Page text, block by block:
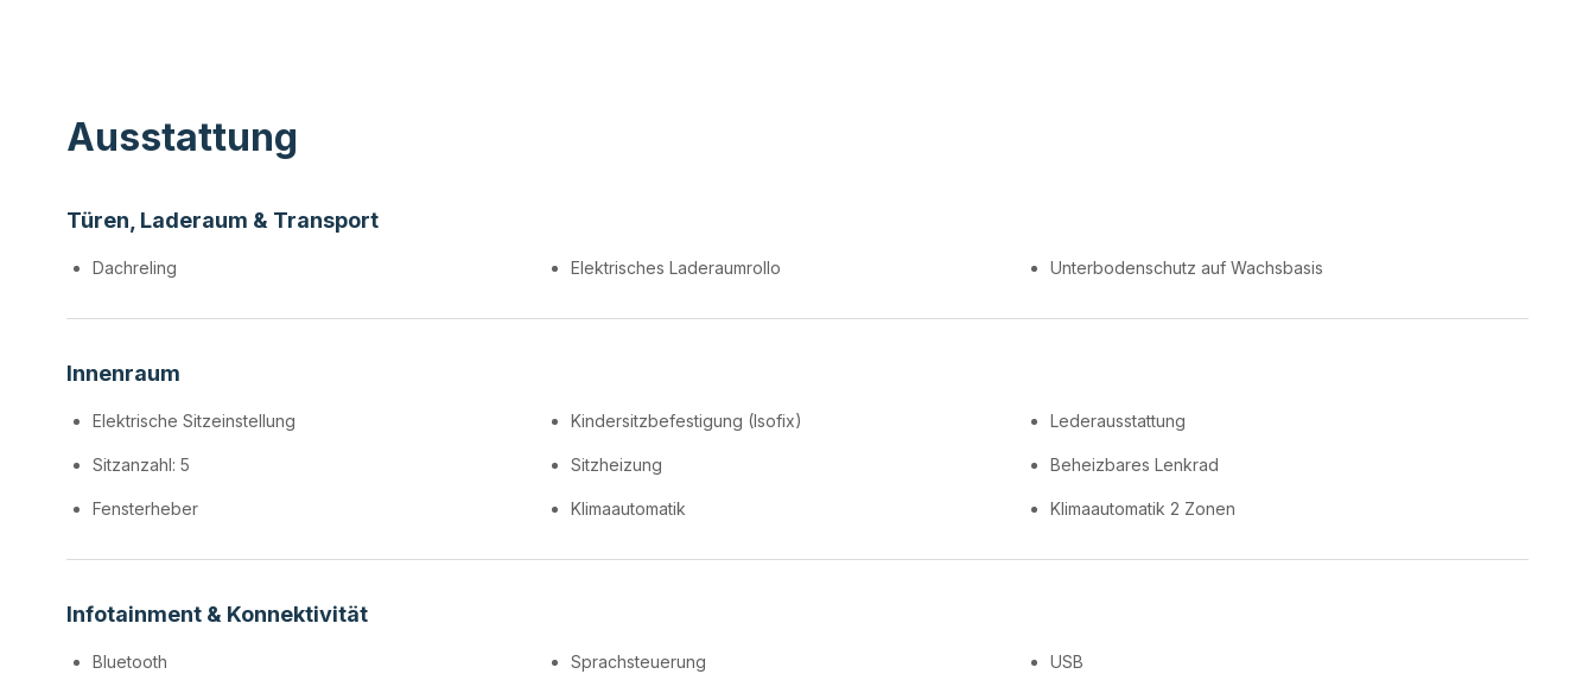
Ausstattung
Türen, Laderaum & Transport
Dachreling Elektrisches Laderaumrollo Unterbodenschutz auf Wachsbasis
Innenraum
Elektrische Sitzeinstellung Kindersitzbefestigung (Isofix) Lederausstattung
Sitzanzahl: 5 Sitzheizung Beheizbares Lenkrad
Fensterheber Klimaautomatik Klimaautomatik 2 Zonen
Infotainment & Konnektivität
Bluetooth Sprachsteuerung USB